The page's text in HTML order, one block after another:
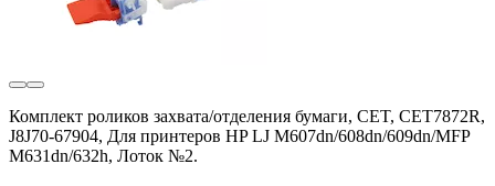
Комплект роликов захвата/отделения бумаги, CET, CET7872R,
J8J70-67904, Для принтеров HP LJ M607dn/608dn/609dn/MFP
M631dn/632h, Лоток №2.